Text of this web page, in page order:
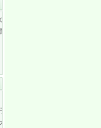
龙果
黑木耳
香